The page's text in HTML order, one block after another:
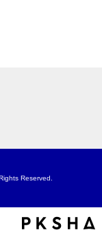
Reserved.